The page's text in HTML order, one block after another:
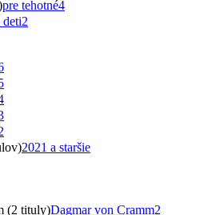
pre tehotné4
deti2
2021 a staršie
(2 tituly)Dagmar von Cramm2